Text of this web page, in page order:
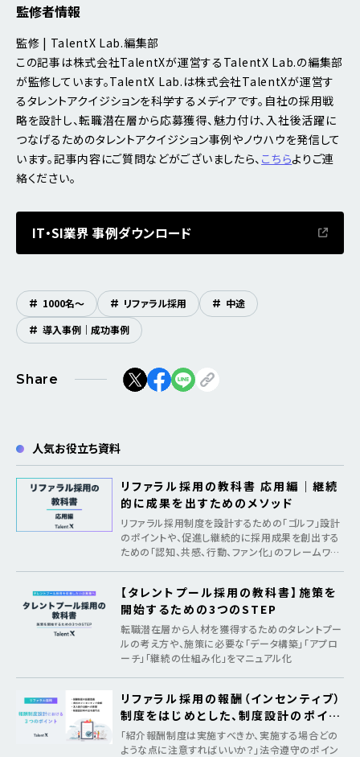
監修者情報
監修 | TalentX Lab.編集部
この記事は株式会社TalentXが運営するTalentX Lab.の編集部
が監修しています。TalentX Lab.は株式会社TalentXが運営す
るタレントアクイジションを科学するメディアです。自社の採用戦
略を設計し、転職潜在層から応募獲得、魅力付け、入社後活躍に
つなげるためのタレントアクイジション事例やノウハウを発信して
います。記事内容にご質問などがございましたら、 こちらよりご連
絡ください。
IT・SI業界 事例ダウンロード
# 1000名〜 # リファラル採用 # 中途
# 導入事例｜成功事例
Share
人気お役立ち資料
リファラル採用の教科書 応用編｜継続
的に成果を出すためのメソッド
リファラル採用制度を設計するための「ゴルフ」設計
のポイントや、促進し継続的に採用成果を創出する
ための「認知、共感、行動、ファン化」のフレームワー
【タレントプール採用の教科書】施策を
開始するための3つのSTEP
転職潜在層から人材を獲得するためのタレントプー
ルの考え方や、施策に必要な「データ構築」「アプロ
ーチ」「継続の仕組み化」をマニュアル化
リファラル採用の報酬（インセンティブ）
制度をはじめとした、制度設計のポイン
ト
「紹介報酬制度は実施すべきか、実施する場合どの
ような点に注意すればいいか？」法令遵守のポイン